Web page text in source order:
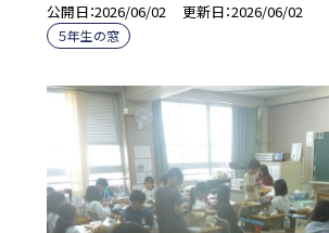
公開日 2026/06/02 更新日 2026/06/02
５年生の窓